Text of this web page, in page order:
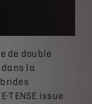
de double
dans la
TENSE issue